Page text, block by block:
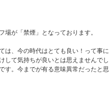
場が「禁煙」となっております。
は、今の時代はとても良い！って事
して気持ちが良いとは思えませんで
す。今までが有る意味異常だったと思